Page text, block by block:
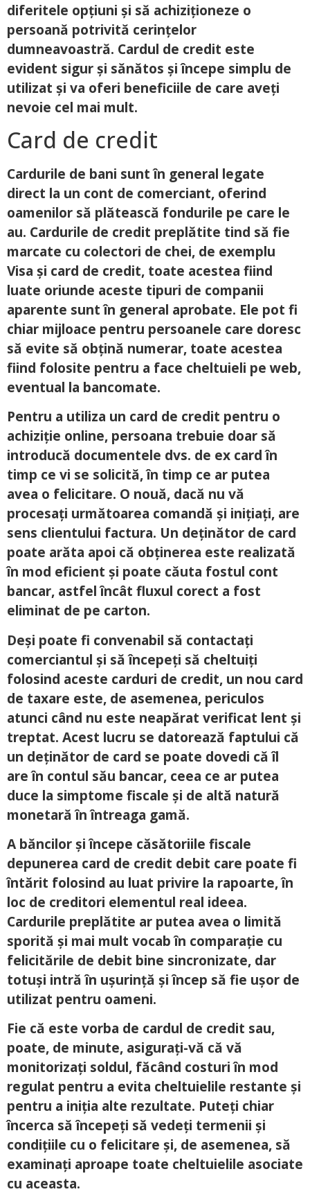
diferitele opțiuni și să achiziționeze o
persoană potrivită cerințelor
dumneavoastră. Cardul de credit este
evident sigur și sănătos și începe simplu de
utilizat și va oferi beneficiile de care aveți
nevoie cel mai mult.
Card de credit
Cardurile de bani sunt în general legate
direct la un cont de comerciant, oferind
oamenilor să plătească fondurile pe care le
au. Cardurile de credit preplătite tind să fie
marcate cu colectori de chei, de exemplu
Visa și card de credit, toate acestea fiind
luate oriunde aceste tipuri de companii
aparente sunt în general aprobate. Ele pot fi
chiar mijloace pentru persoanele care doresc
să evite să obțină numerar, toate acestea
fiind folosite pentru a face cheltuieli pe web,
eventual la bancomate.
Pentru a utiliza un card de credit pentru o
achiziție online, persoana trebuie doar să
introducă documentele dvs. de ex card în
timp ce vi se solicită, în timp ce ar putea
avea o felicitare. O nouă, dacă nu vă
procesați următoarea comandă și inițiați, are
sens clientului factura. Un deținător de card
poate arăta apoi că obținerea este realizată
în mod eficient și poate căuta fostul cont
bancar, astfel încât fluxul corect a fost
eliminat de pe carton.
Deși poate fi convenabil să contactați
comerciantul și să începeți să cheltuiți
folosind aceste carduri de credit, un nou card
de taxare este, de asemenea, periculos
atunci când nu este neapărat verificat lent și
treptat. Acest lucru se datorează faptului că
un deținător de card se poate dovedi că îl
are în contul său bancar, ceea ce ar putea
duce la simptome fiscale și de altă natură
monetară în întreaga gamă.
A băncilor și începe căsătoriile fiscale
depunerea card de credit debit care poate fi
întărit folosind au luat privire la rapoarte, în
loc de creditori elementul real ideea.
Cardurile preplătite ar putea avea o limită
sporită și mai mult vocab în comparație cu
felicitările de debit bine sincronizate, dar
totuși intră în ușurință și încep să fie ușor de
utilizat pentru oameni.
Fie că este vorba de cardul de credit sau,
poate, de minute, asigurați-vă că vă
monitorizați soldul, făcând costuri în mod
regulat pentru a evita cheltuielile restante și
pentru a iniția alte rezultate. Puteți chiar
încerca să începeți să vedeți termenii și
condițiile cu o felicitare și, de asemenea, să
examinați aproape toate cheltuielile asociate
cu aceasta.